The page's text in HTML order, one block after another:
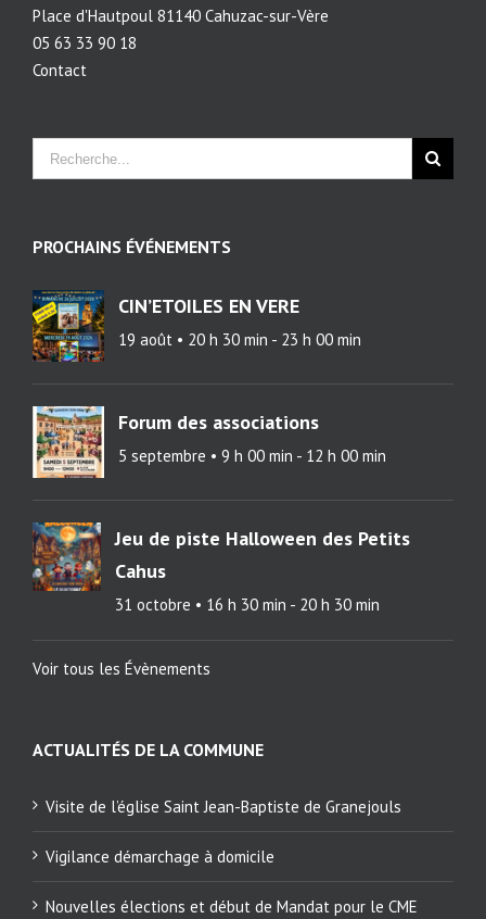
Place d'Hautpoul 81140 Cahuzac-sur-Vère
05 63 33 90 18
Contact
PROCHAINS ÉVÉNEMENTS
CIN’ETOILES EN VERE
19 août • 20 h 30 min - 23 h 00 min
Forum des associations
5 septembre • 9 h 00 min - 12 h 00 min
Jeu de piste Halloween des Petits
Cahus
31 octobre • 16 h 30 min - 20 h 30 min
Voir tous les Évènements
ACTUALITÉS DE LA COMMUNE
Visite de l’église Saint Jean-Baptiste de Granejouls
Vigilance démarchage à domicile
Nouvelles élections et début de Mandat pour le CME